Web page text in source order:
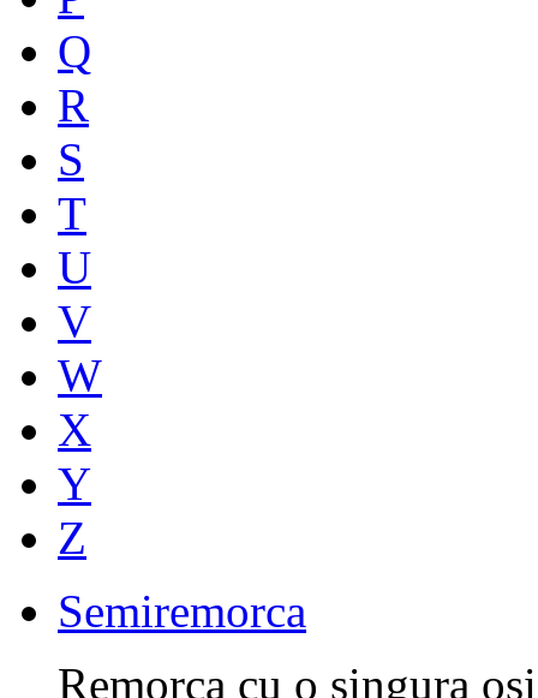
Q
R
S
T
U
V
W
X
Y
Z
Semiremorca
Remorca cu o singura